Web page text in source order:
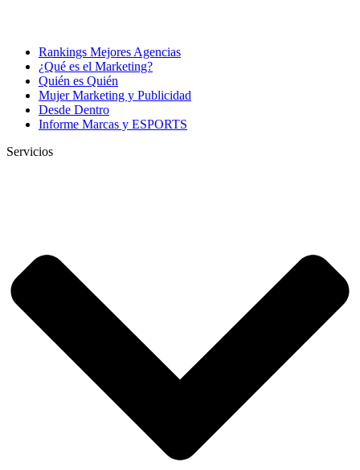
Rankings Mejores Agencias
¿Qué es el Marketing?
Quién es Quién
Mujer Marketing y Publicidad
Desde Dentro
Informe Marcas y ESPORTS
Servicios